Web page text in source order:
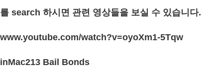
를 search 하시면 관련 영상들을 보실 수 있습니다.
www.youtube.com/watch?v=oyoXm1-5Tqw
inMac213 Bail Bonds